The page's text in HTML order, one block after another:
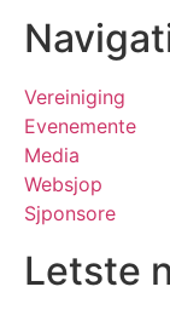
Vereiniging
Evenemente
Media
Websjop
Sjponsore
Letste